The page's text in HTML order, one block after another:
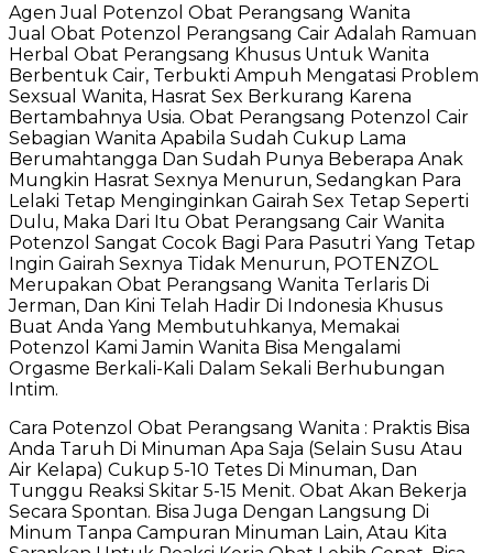
Agen Jual Potenzol Obat Perangsang Wanita
Jual Obat Potenzol Perangsang Cair Adalah Ramuan
Herbal Obat Perangsang Khusus Untuk Wanita
Berbentuk Cair, Terbukti Ampuh Mengatasi Problem
Sexsual Wanita, Hasrat Sex Berkurang Karena
Bertambahnya Usia. Obat Perangsang Potenzol Cair
Sebagian Wanita Apabila Sudah Cukup Lama
Berumahtangga Dan Sudah Punya Beberapa Anak
Mungkin Hasrat Sexnya Menurun, Sedangkan Para
Lelaki Tetap Menginginkan Gairah Sex Tetap Seperti
Dulu, Maka Dari Itu Obat Perangsang Cair Wanita
Potenzol Sangat Cocok Bagi Para Pasutri Yang Tetap
Ingin Gairah Sexnya Tidak Menurun, POTENZOL
Merupakan Obat Perangsang Wanita Terlaris Di
Jerman, Dan Kini Telah Hadir Di Indonesia Khusus
Buat Anda Yang Membutuhkanya, Memakai
Potenzol Kami Jamin Wanita Bisa Mengalami
Orgasme Berkali-Kali Dalam Sekali Berhubungan
Intim.
Cara Potenzol Obat Perangsang Wanita : Praktis Bisa
Anda Taruh Di Minuman Apa Saja (Selain Susu Atau
Air Kelapa) Cukup 5-10 Tetes Di Minuman, Dan
Tunggu Reaksi Skitar 5-15 Menit. Obat Akan Bekerja
Secara Spontan. Bisa Juga Dengan Langsung Di
Minum Tanpa Campuran Minuman Lain, Atau Kita